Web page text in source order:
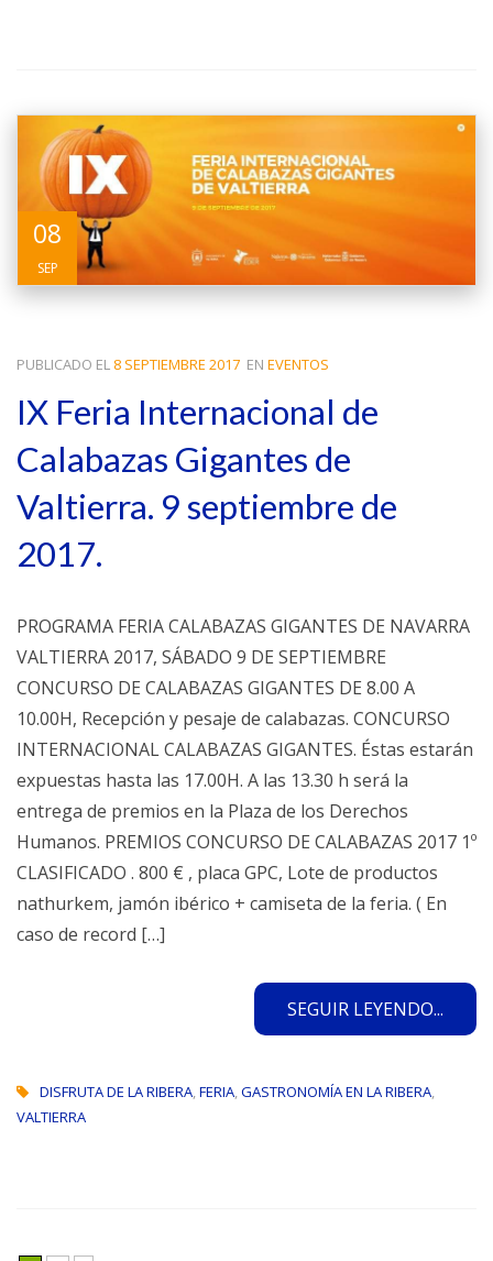
08
SEP
PUBLICADO EL 8 SEPTIEMBRE 2017 EN EVENTOS
IX Feria Internacional de
Calabazas Gigantes de
Valtierra. 9 septiembre de
2017.
PROGRAMA FERIA CALABAZAS GIGANTES DE NAVARRA
VALTIERRA 2017, SÁBADO 9 DE SEPTIEMBRE
CONCURSO DE CALABAZAS GIGANTES DE 8.00 A
10.00H, Recepción y pesaje de calabazas. CONCURSO
INTERNACIONAL CALABAZAS GIGANTES. Éstas estarán
expuestas hasta las 17.00H. A las 13.30 h será la
entrega de premios en la Plaza de los Derechos
Humanos. PREMIOS CONCURSO DE CALABAZAS 2017 1º
CLASIFICADO . 800 € , placa GPC, Lote de productos
nathurkem, jamón ibérico + camiseta de la feria. ( En
caso de record […]
SEGUIR LEYENDO...
DISFRUTA DE LA RIBERA,FERIA,GASTRONOMÍA EN LA RIBERA,
VALTIERRA